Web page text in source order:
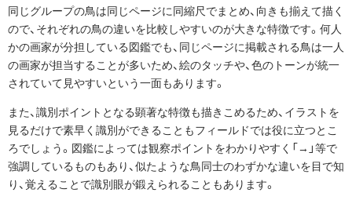
同じグループの鳥は同じページに同縮尺でまとめ、向きも揃えて描く
ので、それぞれの鳥の違いを比較しやすいのが大きな特徴です。何人
かの画家が分担している図鑑でも、同じページに掲載される鳥は一人
の画家が担当することが多いため、絵のタッチや、色のトーンが統一
されていて見やすいという一面もあります。
また、識別ポイントとなる顕著な特徴も描きこめるため、イラストを
見るだけで素早く識別ができることもフィールドでは役に立つとこ
ろでしょう。図鑑によっては観察ポイントをわかりやすく「→」等で
強調しているものもあり、似たような鳥同士のわずかな違いを目で知
り、覚えることで識別眼が鍛えられることもあります。